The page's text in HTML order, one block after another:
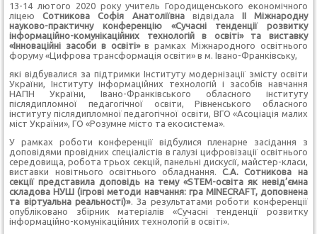
13-14 лютого 2020 року учитель Городищенського економічного
ліцеюСотникова Софія Анатоліївнавідвідала
ІІ Міжнародну
науково-практичну конференцію «Сучасні тенденції розвитку
інформаційно-комунікаційних технологій в освіті» та виставку
«Інноваційні засоби в освіті»в рамках Міжнародного освітнього
форуму «Цифрова трансформація освіти» в м. Івано-Франківську,
які відбувалися за підтримки Інституту модернізації змісту освіти
України, Інституту інформаційних технологій і засобів навчання
НАПН України, Івано-Франківського обласного інституту
післядипломної педагогічної освіти, Рівненського обласного
інституту післядипломної педагогічної освіти, ВГО «Асоціація малих
міст України», ГО «Розумне місто та екосистема».
У рамках роботи конференції відбулися пленарне засідання з
доповідями провідних спеціалістів в галузі цифровізації освітнього
середовища, робота трьох секцій, панельні дискусії, майстер-класи,
виставки новітнього освітнього обладнання.С.А. Сотникова на
секції представила доповідь на тему «STEM-освіта як невід’ємна
складова НУШ (ігрові методи навчання: гра MINECRAFT, доповнена
та віртуальна реальності)». За результатами роботи конференції
опубліковано збірник матеріалів «Сучасні тенденції розвитку
інформаційно-комунікаційних технологій в освіті».